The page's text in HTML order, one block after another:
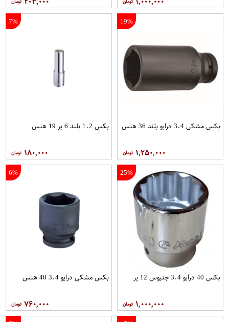
19%
بکس مشکی 3.4 درایو بلند 36 هنس
۱,۲۵۰,۰۰۰
7%
بکس 1.2 بلند 6 پر 19 هنس
۱۸۰,۰۰۰
25%
بکس 40 درایو 3.4 جنیوس 12 پر
۱,۰۰۰,۰۰۰
6%
بکس مشکی درایو 3.4 40 هنس
۷۶۰,۰۰۰